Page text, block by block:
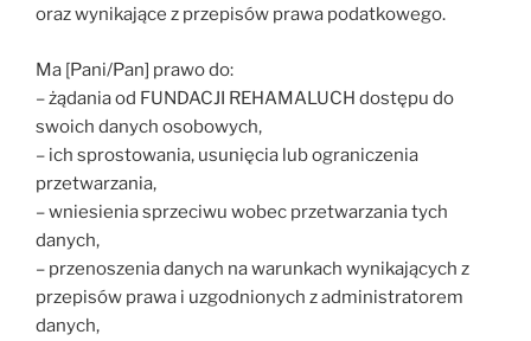
oraz wynikające z przepisów prawa podatkowego.
Ma [Pani/Pan] prawo do:
– żądania od FUNDACJI REHAMALUCH dostępu do
swoich danych osobowych,
– ich sprostowania, usunięcia lub ograniczenia
przetwarzania,
– wniesienia sprzeciwu wobec przetwarzania tych
danych,
– przenoszenia danych na warunkach wynikających z
przepisów prawa i uzgodnionych z administratorem
danych,